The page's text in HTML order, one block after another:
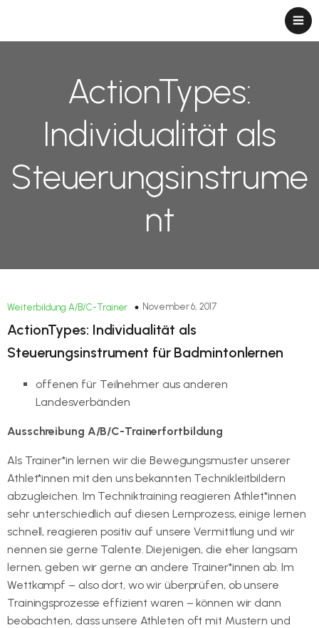
ActionTypes:
Individualität als
Steuerungsinstrume
nt
Weiterbildung A/B/C-Trainer November 6, 2017
ActionTypes: Individualität als
Steuerungsinstrument für Badmintonlernen
offenen für Teilnehmer aus anderen
Landesverbänden
Ausschreibung A/B/C-Trainerfortbildung
Als Trainer*in lernen wir die Bewegungsmuster unserer
Athlet*innen mit den uns bekannten Technikleitbildern
abzugleichen. Im Techniktraining reagieren Athlet*innen
sehr unterschiedlich auf diesen Lernprozess, einige lernen
schnell, reagieren positiv auf unsere Vermittlung und wir
nennen sie gerne Talente. Diejenigen, die eher langsam
lernen, geben wir gerne an andere Trainer*innen ab. Im
Wettkampf – also dort, wo wir überprüfen, ob unsere
Trainingsprozesse effizient waren – können wir dann
beobachten, dass unsere Athleten oft mit Mustern und